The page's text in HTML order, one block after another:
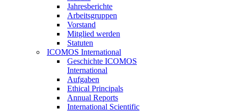
Jahresberichte
Arbeitsgruppen
Vorstand
Mitglied werden
Statuten
ICOMOS International
Geschichte ICOMOS
International
Aufgaben
Ethical Principals
Annual Reports
International Scientific